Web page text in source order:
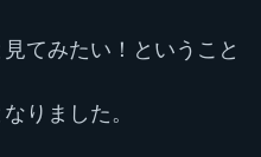
てみたい！ということ
りました。